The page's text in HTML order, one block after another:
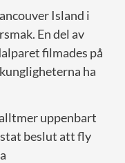
Island i
En del av
filmades på
ha
uppenbart
beslut att fly